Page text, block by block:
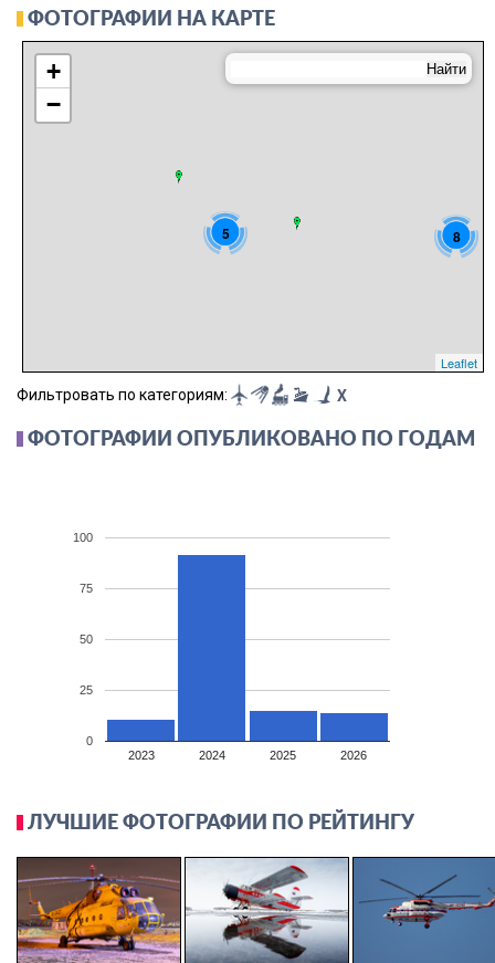
ФОТОГРАФИИ НА КАРТЕ
5 8
+
−
Leaflet
Фильтровать по категориям:
X
ФОТОГРАФИИ ОПУБЛИКОВАНО ПО ГОДАМ
2023 2024 2025 2026
0
25
50
75
100
ЛУЧШИЕ ФОТОГРАФИИ ПО РЕЙТИНГУ